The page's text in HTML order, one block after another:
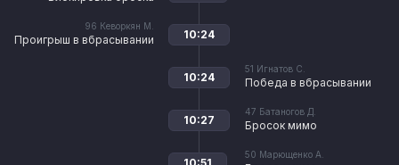
96 Кеворкян М.
Проигрыш в вбрасывании 10:24
51 Игнатов С.
Победа в вбрасывании
10:24
47 Батаногов Д.
Бросок мимо
10:27
50 Марющенко А.